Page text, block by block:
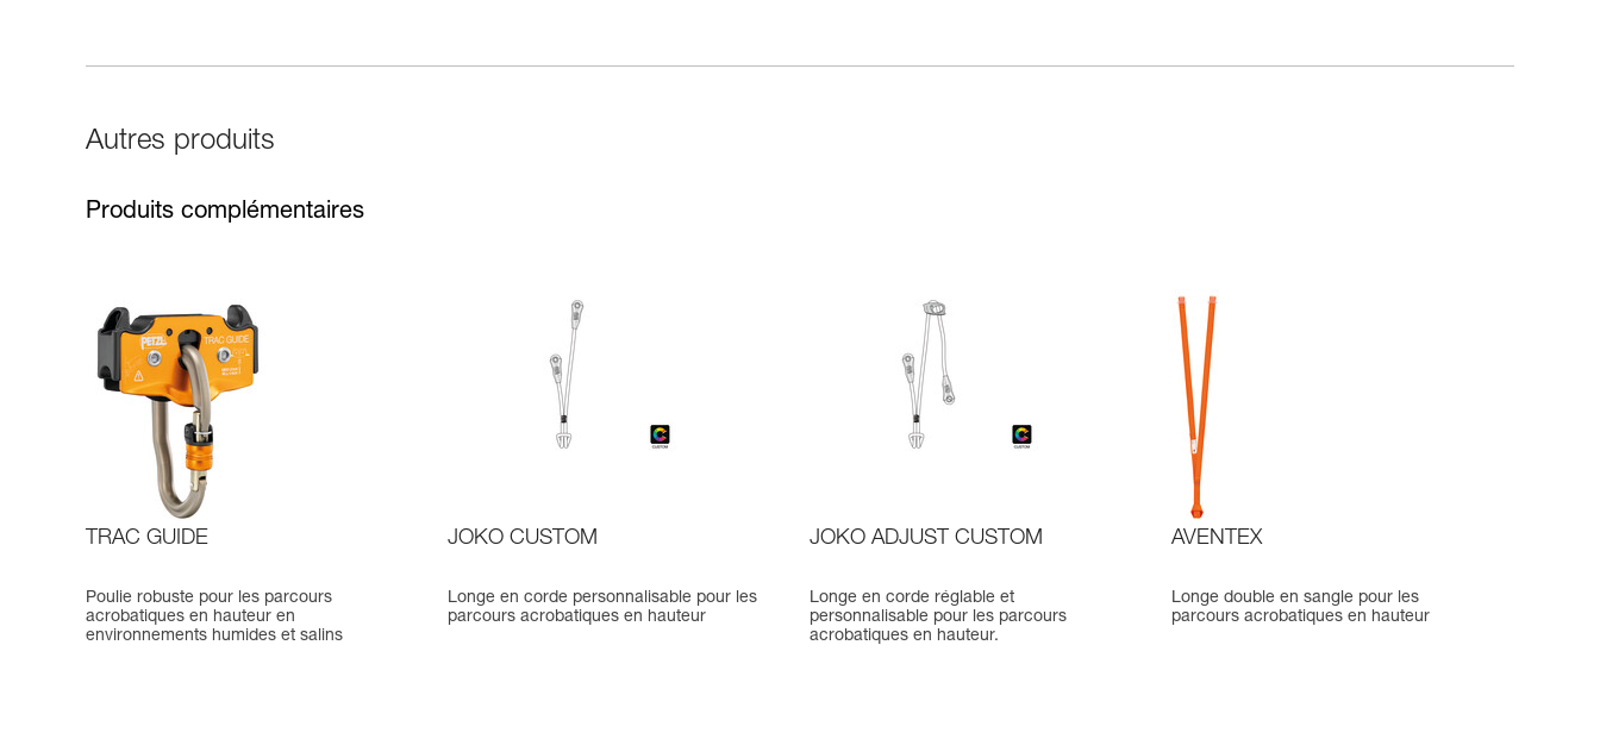
Autres produits
Produits complémentaires
TRAC GUIDE
Poulie robuste pour les parcours
acrobatiques en hauteur en
environnements humides et salins
JOKO CUSTOM
Longe en corde personnalisable pour les
parcours acrobatiques en hauteur
JOKO ADJUST CUSTOM
Longe en corde réglable et
personnalisable pour les parcours
acrobatiques en hauteur.
AVENTEX
Longe double en sangle pour les
parcours acrobatiques en hauteur